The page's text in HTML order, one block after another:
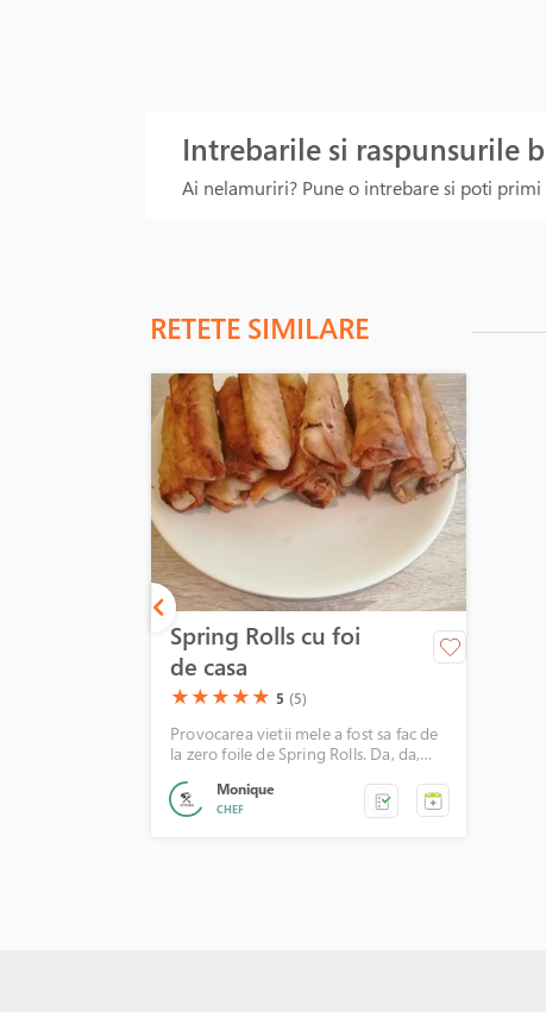
Intrebarile si raspunsurile
Ai nelamuriri? Pune o intrebare si poti
RETETE SIMILARE
Spring Rolls cu foi
de casa
(*)
★(*)
★(*)
★(*)
★(*)
★ 5 (5)
Provocarea vietii mele a fost sa fac de
la zero foile de Spring Rolls. Da, da,
vedea prin ele. Tot efortul a meritat.
Cand am gustat din ele, l-am sunat pe
Monique
CHEF